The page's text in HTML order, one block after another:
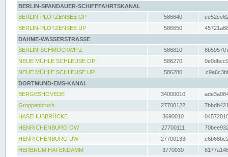
BERLIN-SPANDAUER-SCHIFFFAHRTSKANAL
BERLIN-PLÖTZENSEE OP
586640
BERLIN-PLÖTZENSEE UP
586650
DAHME-WASSERSTRASSE
BERLIN-SCHMÖCKWITZ
586810
NEUE MÜHLE SCHLEUSE OP
586270
NEUE MÜHLE SCHLEUSE UP
586280
DORTMUND-EMS-KANAL
BERGESHÖVEDE
34000010
Groppenbruch
27700122
HASEHUBBRÜCKE
3690010
HENRICHENBURG OW
27700111
HENRICHENBURG UW
27700133
HERBRUM HAFENDAMM
3770030